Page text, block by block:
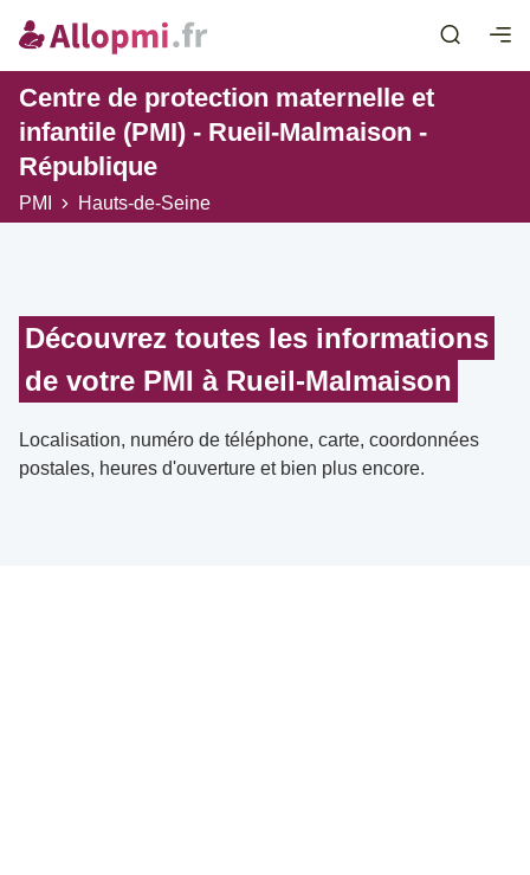
Centre de protection maternelle et
infantile (PMI) - Rueil-Malmaison -
République
PMI Hauts-de-Seine
Découvrez toutes les informations
de votre PMI à Rueil-Malmaison
Localisation, numéro de téléphone, carte, coordonnées
postales, heures d'ouverture et bien plus encore.